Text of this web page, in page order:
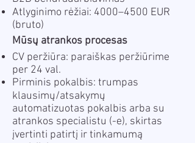
Atlyginimo rėžiai: 4000–4500 EUR
(bruto)
Mūsų atrankos procesas
CV peržiūra: paraiškas peržiūrime
per 24 val.
Pirminis pokalbis: trumpas
klausimų/atsakymų
automatizuotas pokalbis arba su
atrankos specialistu (-e), skirtas
įvertinti patirtį ir tinkamumą